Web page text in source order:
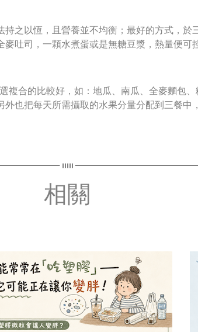
之以恆，且營養並不均衡；最好的方式，於
吐司，一顆水煮蛋或是無糖豆漿，熱量便可
複合的比較好，如：地瓜、南瓜、全麥麵包
也把每天所需攝取的水果分量分配到三餐中
相關